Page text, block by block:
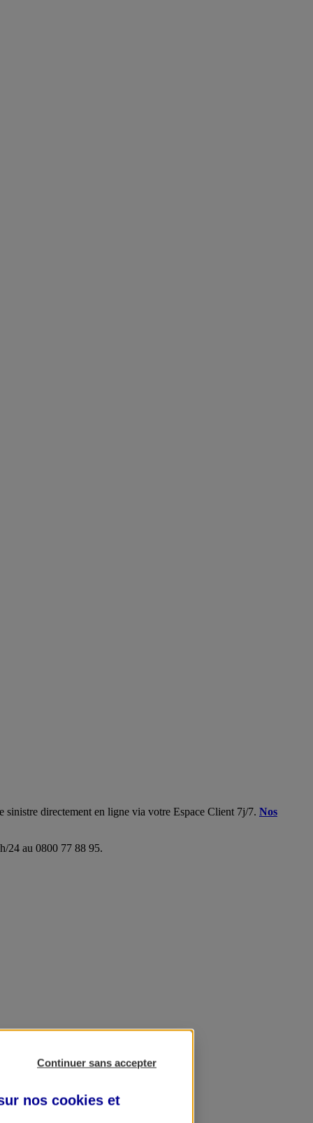
sinistre directement en ligne via votre Espace Client 7j/7. Nos
24 au 0800 77 88 95.
Continuer sans accepter
nos cookies et